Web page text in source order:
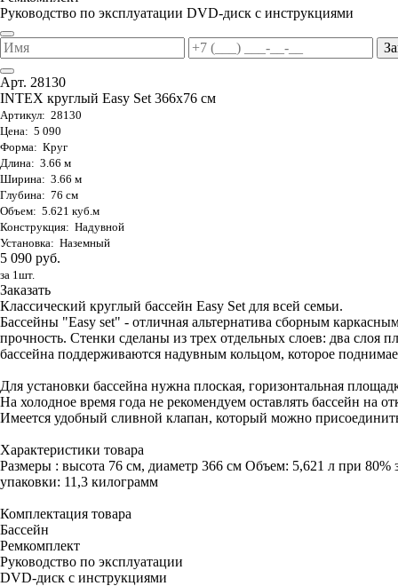
Руководство по эксплуатации DVD-диск с инструкциями
Арт. 28130
INTEX круглый Easy Set 366х76 см
Артикул: 28130
Цена: 5 090
Форма: Круг
Длина: 3.66 м
Ширина: 3.66 м
Глубина: 76 см
Объем: 5.621 куб.м
Конструкция: Надувной
Установка: Наземный
5 090 руб.
за 1шт.
Заказать
Классический круглый бассейн Easy Set для всей семьи.
Бассейны "Easy set" - отличная альтернатива сборным
прочность. Стенки сделаны из трех отдельных слоев: два
бассейна поддерживаются надувным кольцом, которое
Для установки бассейна нужна плоская, горизонтальная
На холодное время года не рекомендуем оставлять бассейн на
Имеется удобный сливной клапан, который можно
Характеристики товара
Размеры : высота 76 см, диаметр 366 см Объем: 5,621 л при
упаковки: 11,3 килограмм
Комплектация товара
Бассейн
Ремкомплект
Руководство по эксплуатации
DVD-диск с инструкциями